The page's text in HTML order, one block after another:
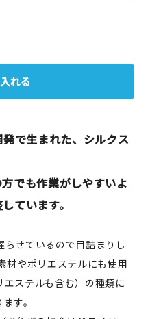
れる
で生まれた、シルクス
でも作業がしやすいよ
ています。
せているので目詰まりし
材やポリエステルにも使用
ステルも含む）の種類に
す。